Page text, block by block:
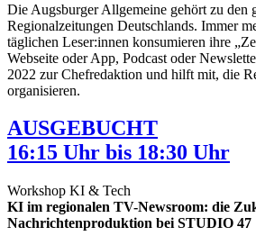
Die Augsburger Allgemeine gehört zu den
Regionalzeitungen Deutschlands. Immer
täglichen Leser:innen konsumieren ihre
Webseite oder App, Podcast oder
2022 zur Chefredaktion und hilft mit, die
organisieren.
AUSGEBUCHT
16:15 Uhr bis 18:30 Uhr
Workshop KI & Tech
KI im regionalen TV-Newsroom: die
Nachrichtenproduktion bei STUDIO 47